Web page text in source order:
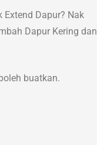
Extend Dapur? Nak
Dapur Kering dan
buatkan.